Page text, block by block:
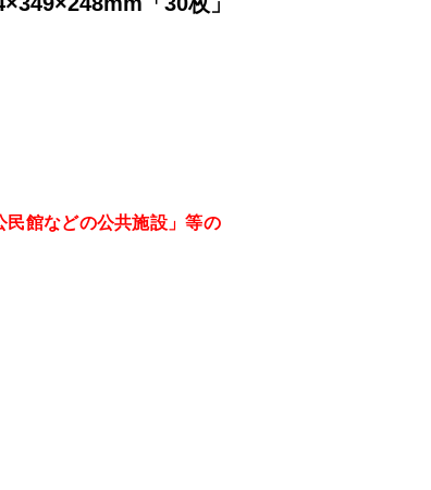
民館などの公共施設」等の